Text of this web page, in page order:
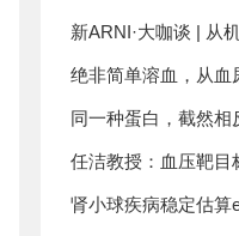
市
是高血压管理的正确
新ARNI·大咖谈 | 从
库巴曲阿利沙坦钙重
绝非简单溶血，从血
揭开镰状细胞肾病
点全总结
同一种蛋白，截然相
DKD中“致损”，在
授团队揭示其“双面机
任洁教授：血压靶目
质量循证下的大势所
肾小球疾病稳定估算